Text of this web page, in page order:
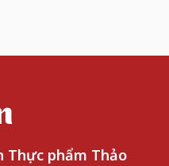
Thực phẩm Thảo